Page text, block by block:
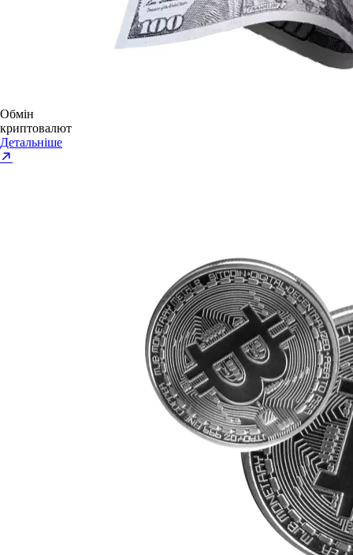
Обмін
криптовалют
Детальніше